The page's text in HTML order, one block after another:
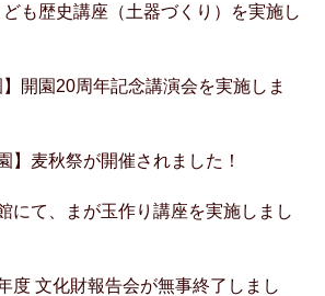
も歴史講座（土器づくり）を実施し
】開園20周年記念講演会を実施しま
】麦秋祭が開催されました！
にて、まが玉作り講座を実施しまし
度 文化財報告会が無事終了しまし